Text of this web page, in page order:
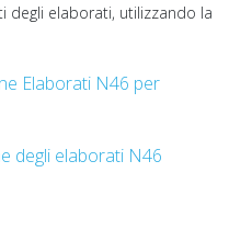
degli elaborati, utilizzando la
Elaborati N46 per
degli elaborati N46